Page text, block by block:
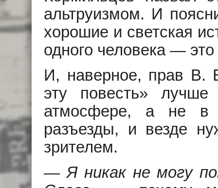
альтруизмом. И
хорошие и светская
одного человека —
И, наверное, прав В.
эту повесть» лучше
атмосфере, а не в
разъезды, и везде
зрителем.
— Я никак не могу